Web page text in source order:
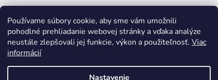
Používame súbory cookie, aby sme vám umožnili
pohodlné prehliadanie webovej stránky a vďaka analýze
neustále zlepšovali jej funkcie, výkon a použiteľnosť. Viac
informácií
Nastavenie